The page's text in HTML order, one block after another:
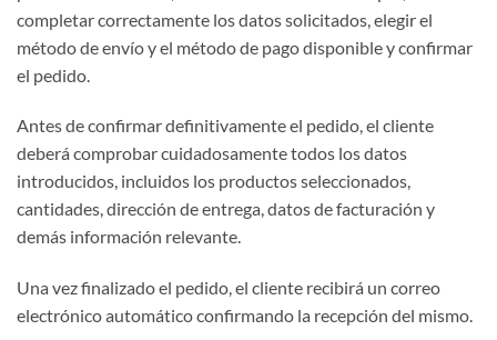
completar correctamente los datos solicitados, elegir el
método de envío y el método de pago disponible y confirmar
el pedido.
Antes de confirmar definitivamente el pedido, el cliente
deberá comprobar cuidadosamente todos los datos
introducidos, incluidos los productos seleccionados,
cantidades, dirección de entrega, datos de facturación y
demás información relevante.
Una vez finalizado el pedido, el cliente recibirá un correo
electrónico automático confirmando la recepción del mismo.